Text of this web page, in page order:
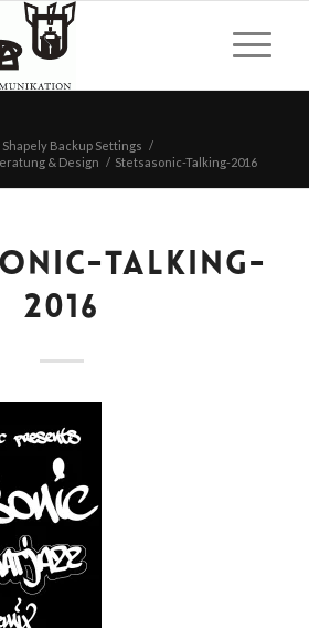
Shapely Backup Settings /
& Design / Stetsasonic-Talking-2016
TALKING-
2016